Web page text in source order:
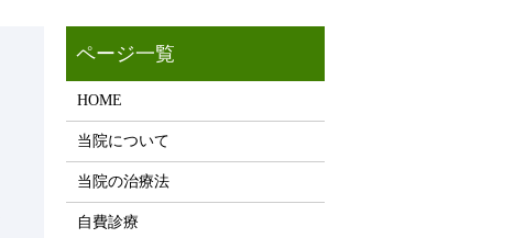
HOME
当院について
当院の治療法
自費診療